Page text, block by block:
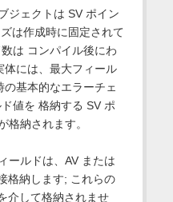
ジェクトは SV ポイン
は作成時に固定されて
は コンパイル後にわ
には、最大フィール
の基本的なエラーチェ
値を 格納する SV ポ
格納されます。
ールドは、AV または
格納します; これらの
介して格納されませ